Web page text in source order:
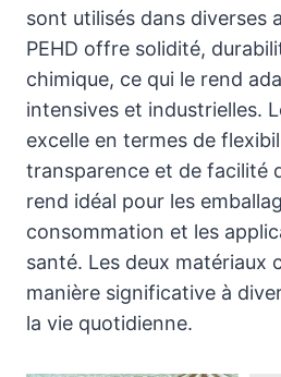
sont utilisés dans diverses
PEHD offre solidité,
chimique, ce qui le rend
intensives et industrielles.
excelle en termes de
transparence et de facilité
rend idéal pour les
consommation et les
santé. Les deux matériaux
manière significative à
la vie quotidienne.